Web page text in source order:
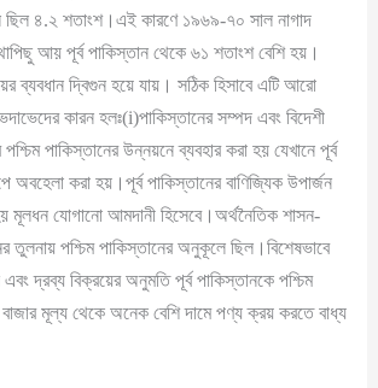
ছিল ৪.২ শতাংশ।এই কারণে ১৯৬৯-৭০ সাল নাগাদ
আয় পূর্ব পাকিস্তান থেকে ৬১ শতাংশ বেশি হয়।
ব্যবধান দ্বিগুন হয়ে যায়। সঠিক হিসাবে এটি আরো
কারন হলঃ(i)পাকিস্তানের সম্পদ এবং বিদেশী
পাকিস্তানের উন্নয়নে ব্যবহার করা হয় যেখানে পূর্ব
অবহেলা করা হয়।পূর্ব পাকিস্তানের বাণিজ্যিক উপার্জন
মূলধন যোগানো আমদানী হিসেবে।অর্থনৈতিক শাসন-
তুলনায় পশ্চিম পাকিস্তানের অনুকূলে ছিল।বিশেষভাবে
দ্রব্য বিক্রয়ের অনুমতি পূর্ব পাকিস্তানকে পশ্চিম
বাজার মূল্য থেকে অনেক বেশি দামে পণ্য ক্রয় করতে বাধ্য